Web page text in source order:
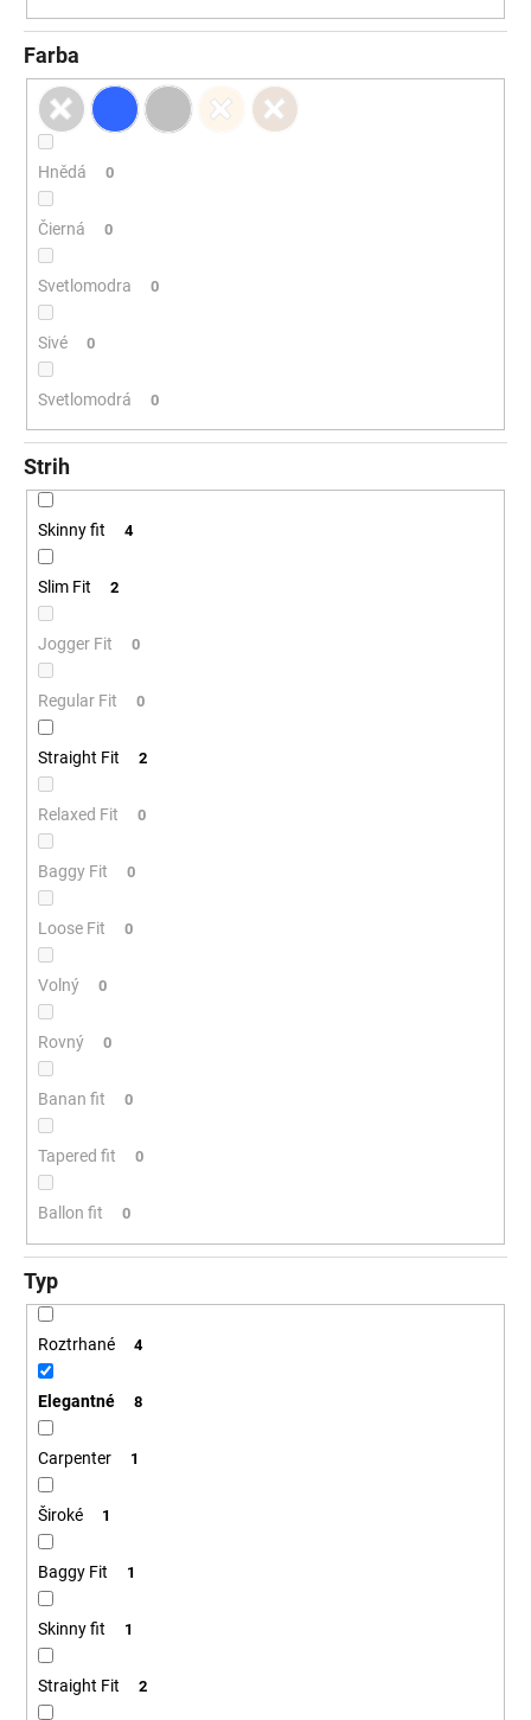
Farba
Hnědá 0
Čierná 0
Svetlomodra 0
Sivé 0
Svetlomodrá 0
Strih
Skinny fit 4
Slim Fit 2
Jogger Fit 0
Regular Fit 0
Straight Fit 2
Relaxed Fit 0
Baggy Fit 0
Loose Fit 0
Volný 0
Rovný 0
Banan fit 0
Tapered fit 0
Ballon fit 0
Typ
Roztrhané 4
Elegantné 8
Carpenter 1
Široké 1
Baggy Fit 1
Skinny fit 1
Straight Fit 2